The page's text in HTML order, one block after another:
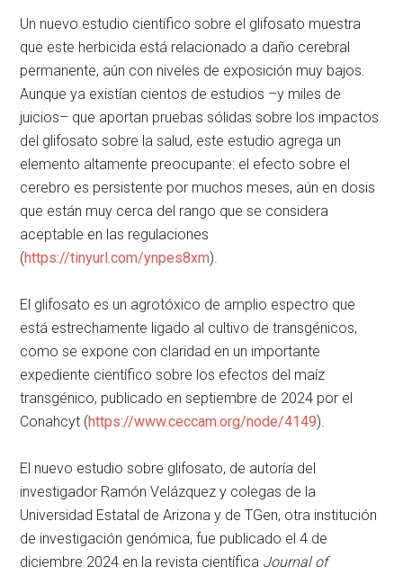
Un nuevo estudio científico sobre el glifosato muestra
que este herbicida está relacionado a daño cerebral
permanente, aún con niveles de exposición muy bajos.
Aunque ya existían cientos de estudios –y miles de
juicios– que aportan pruebas sólidas sobre los impactos
del glifosato sobre la salud, este estudio agrega un
elemento altamente preocupante: el efecto sobre el
cerebro es persistente por muchos meses, aún en dosis
que están muy cerca del rango que se considera
aceptable en las regulaciones
(https://tinyurl.com/ynpes8xm).
El glifosato es un agrotóxico de amplio espectro que
está estrechamente ligado al cultivo de transgénicos,
como se expone con claridad en un importante
expediente científico sobre los efectos del maíz
transgénico, publicado en septiembre de 2024 por el
Conahcyt (https://www.ceccam.org/node/4149).
El nuevo estudio sobre glifosato, de autoría del
investigador Ramón Velázquez y colegas de la
Universidad Estatal de Arizona y de TGen, otra institución
de investigación genómica, fue publicado el 4 de
diciembre 2024 en la revista científica Journal of